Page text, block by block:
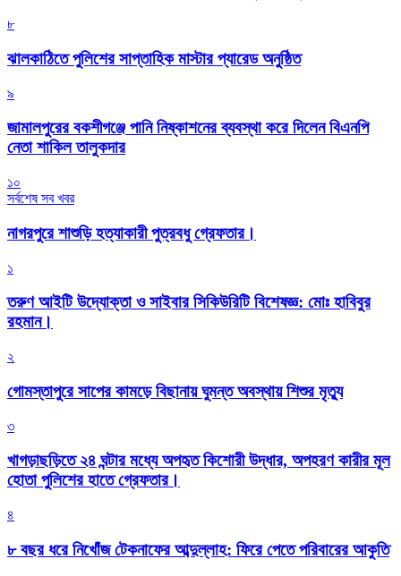
৮
‎ঝালকাঠিতে পুলিশের সাপ্তাহিক মাস্টার প্যারেড অনুষ্ঠিত
৯
জামালপুরের বকশীগঞ্জে পানি নিষ্কাশনের ব্যবস্থা করে দিলেন বিএনপি
নেতা শাকিল তালুকদার
১০
সর্বশেষ সব খবর
নাগরপুরে শাশুড়ি হত্যাকারী পুত্রবধু গ্রেফতার।
১
তরুণ আইটি উদ্যোক্তা ও সাইবার সিকিউরিটি বিশেষজ্ঞ: মোঃ হাবিবুর
রহমান।
২
গোমস্তাপুরে সাপের কামড়ে বিছানায় ঘুমন্ত অবস্থায় শিশুর মৃত্যু
৩
খাগড়াছড়িতে ২৪ ঘন্টার মধ্যে অপহৃত কিশোরী উদ্ধার, অপহরণ কারীর মূল
হোতা পুলিশের হাতে গ্রেফতার।
৪
৮ বছর ধরে নিখোঁজ টেকনাফের আব্দুল্লাহ: ফিরে পেতে পরিবারের আকুতি